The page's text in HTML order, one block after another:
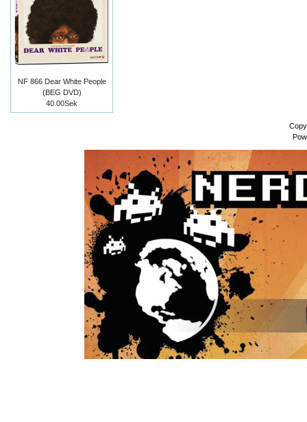
NF 866 Dear White People
(BEG DVD)
40.00Sek